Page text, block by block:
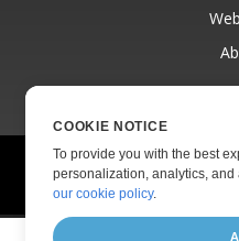
© Aspose Pty Ltd
COOKIE NOTICE
To provide you with the best
personalization, analytics,
our cookie policy.